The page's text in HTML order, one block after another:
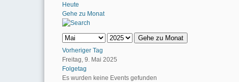
Heute
Gehe zu Monat
Gehe zu Monat
Vorheriger Tag
Freitag, 9. Mai 2025
Folgetag
Es wurden keine Events gefunden